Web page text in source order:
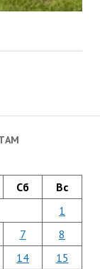
Сб Вс
1
7
8
14
15